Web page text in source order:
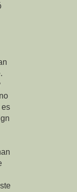
es